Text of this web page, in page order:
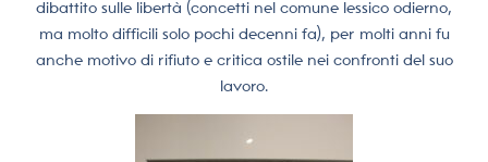
dibattito sulle libertà (concetti nel comune lessico odierno,
ma molto difficili solo pochi decenni fa), per molti anni fu
anche motivo di rifiuto e critica ostile nei confronti del suo
lavoro.